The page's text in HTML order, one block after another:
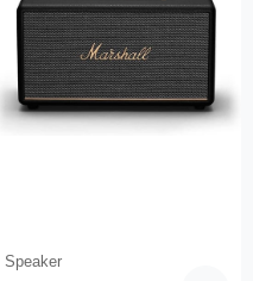
Speaker